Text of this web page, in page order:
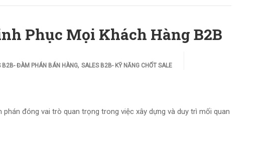
Phục Mọi Khách Hàng B2B
B2B- ĐÀM PHÁN BÁN HÀNG, SALES B2B- KỸ NĂNG CHỐT SALE
đóng vai trò quan trọng trong việc xây dựng và duy trì mối quan